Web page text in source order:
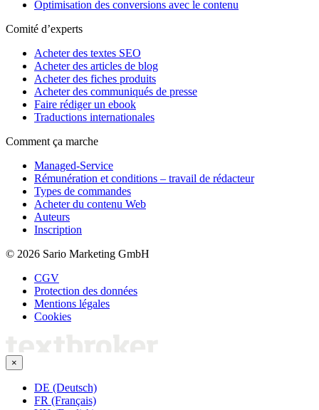
Optimisation des conversions avec le contenu
Comité d’experts
Acheter des textes SEO
Acheter des articles de blog
Acheter des fiches produits
Acheter des communiqués de presse
Faire rédiger un ebook
Traductions internationales
Comment ça marche
Managed-Service
Rémunération et conditions – travail de rédacteur
Types de commandes
Acheter du contenu Web
Auteurs
Inscription
© 2026 Sario Marketing GmbH
CGV
Protection des données
Mentions légales
Cookies
×
DE (Deutsch)
FR (Français)